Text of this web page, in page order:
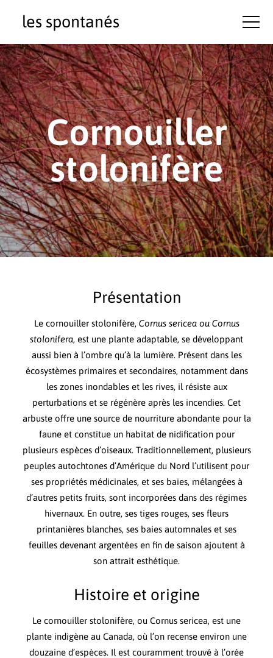
les spontanés
Cornouiller
stolonifère
Présentation
Le cornouiller stolonifère, Cornus sericea ou Cornus
stolonifera, est une plante adaptable, se développant
aussi bien à l’ombre qu’à la lumière. Présent dans les
écosystèmes primaires et secondaires, notamment dans
les zones inondables et les rives, il résiste aux
perturbations et se régénère après les incendies. Cet
arbuste offre une source de nourriture abondante pour la
faune et constitue un habitat de nidification pour
plusieurs espèces d’oiseaux. Traditionnellement, plusieurs
peuples autochtones d’Amérique du Nord l’utilisent pour
ses propriétés médicinales, et ses baies, mélangées à
d’autres petits fruits, sont incorporées dans des régimes
hivernaux. En outre, ses tiges rouges, ses fleurs
printanières blanches, ses baies automnales et ses
feuilles devenant argentées en fin de saison ajoutent à
son attrait esthétique.
Histoire et origine
Le cornouiller stolonifère, ou Cornus sericea, est une
plante indigène au Canada, où l’on recense environ une
douzaine d’espèces. Il est couramment trouvé à l’orée